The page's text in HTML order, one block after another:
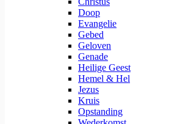
Doop
Evangelie
Gebed
Geloven
Genade
Heilige Geest
Hemel & Hel
Jezus
Kruis
Opstanding